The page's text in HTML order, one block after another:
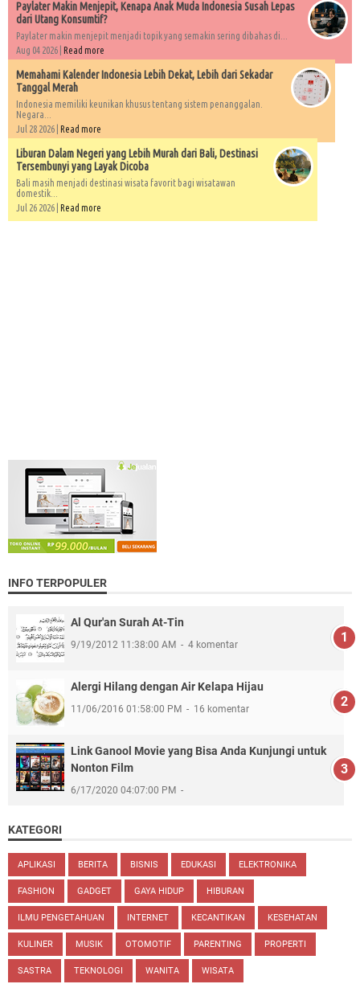
Paylater Makin Menjepit, Kenapa Anak Muda Indonesia Susah Lepas
dari Utang Konsumtif?
Paylater makin menjepit menjadi topik yang semakin sering dibahas di...
Aug 04 2026 | Read more
Memahami Kalender Indonesia Lebih Dekat, Lebih dari Sekadar
Tanggal Merah
Indonesia memiliki keunikan khusus tentang sistem penanggalan.
Negara...
Jul 28 2026 | Read more
Liburan Dalam Negeri yang Lebih Murah dari Bali, Destinasi
Tersembunyi yang Layak Dicoba
Bali masih menjadi destinasi wisata favorit bagi wisatawan
domestik...
Jul 26 2026 | Read more
INFO TERPOPULER
Al Qur'an Surah At-Tin
9/19/2012 11:38:00 AM 4 komentar
Alergi Hilang dengan Air Kelapa Hijau
11/06/2016 01:58:00 PM 16 komentar
Link Ganool Movie yang Bisa Anda Kunjungi untuk
Nonton Film
6/17/2020 04:07:00 PM
KATEGORI
APLIKASI BERITA BISNIS EDUKASI ELEKTRONIKA
FASHION GADGET GAYA HIDUP HIBURAN
ILMU PENGETAHUAN INTERNET KECANTIKAN KESEHATAN
KULINER MUSIK OTOMOTIF PARENTING PROPERTI
SASTRA TEKNOLOGI WANITA WISATA